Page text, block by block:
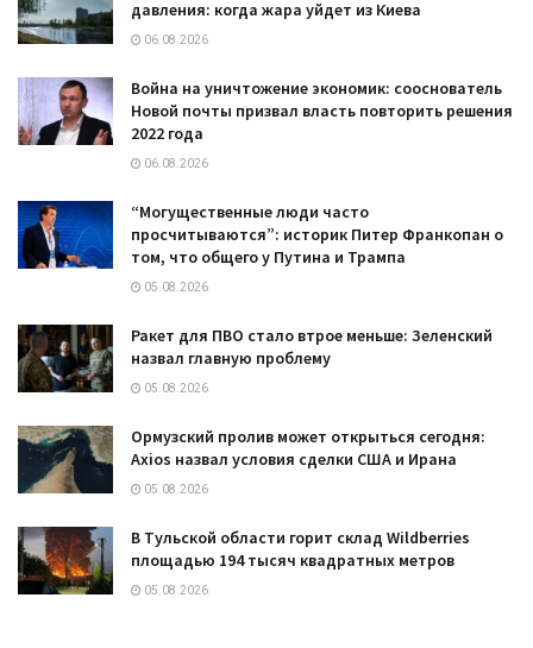
давления: когда жара уйдет из Киева
06.08.2026
Война на уничтожение экономик: сооснователь
Новой почты призвал власть повторить решения
2022 года
06.08.2026
“Могущественные люди часто
просчитываются”: историк Питер Франкопан о
том, что общего у Путина и Трампа
05.08.2026
Ракет для ПВО стало втрое меньше: Зеленский
назвал главную проблему
05.08.2026
Ормузский пролив может открыться сегодня:
Axios назвал условия сделки США и Ирана
05.08.2026
В Тульской области горит склад Wildberries
площадью 194 тысяч квадратных метров
05.08.2026